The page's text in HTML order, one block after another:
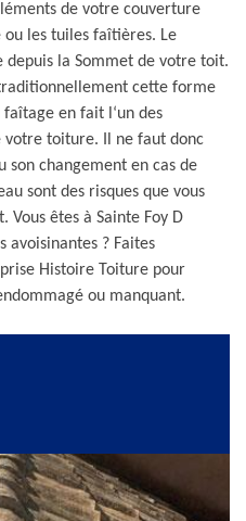
de votre couverture
les tuiles faîtières. Le
la Sommet de votre toit.
cette forme
en fait l‘un des
votre toiture. Il ne faut donc
son changement en cas de
sont des risques que vous
êtes à Sainte Foy D
avoisinantes ? Faites
Histoire Toiture pour
ou manquant.